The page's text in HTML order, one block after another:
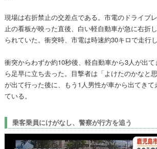
現場は右折禁止の交差点である。市電のドライブ
止の看板が映った直後、白い軽自動車が急に右折
られていた。衝突時、市電は時速約30キロで走行し
衝突からわずか約10秒後、軽自動車から3人が出
ら足早に立ち去った。目撃者は「よけたのかなと
が出て行った後に、もう1人男性が車から出てきて
ている。
乗客乗員にけがなし、警察が行方を追う